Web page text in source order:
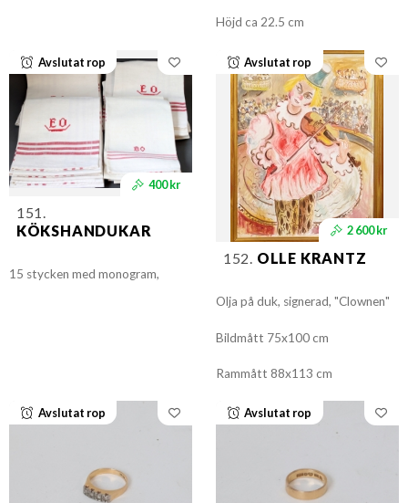
Höjd ca 22.5 cm
Avslutat rop
400 kr
151.
KÖKSHANDUKAR
15 stycken med monogram,
Avslutat rop
2 600 kr
152. OLLE KRANTZ
Olja på duk, signerad, "Clownen"
Bildmått 75x100 cm
Rammått 88x113 cm
Avslutat rop Avslutat rop